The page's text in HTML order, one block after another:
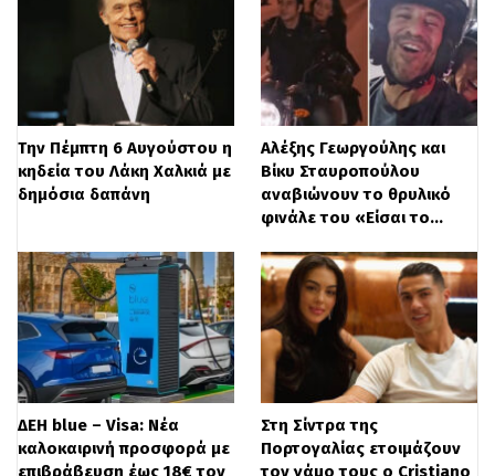
Διαβάστε περισσότερες ειδήσεις
Την Πέμπτη 6 Αυγούστου η
κηδεία του Λάκη Χαλκιά με
δημόσια δαπάνη
Αλέξης Γεωργούλης και
Βίκυ Σταυροπούλου
αναβιώνουν το θρυλικό
φινάλε του «Είσαι το…
ΔΕΗ blue – Visa: Νέα
καλοκαιρινή προσφορά με
επιβράβευση έως 18€ τον
Στη Σίντρα της
Πορτογαλίας ετοιμάζουν
τον γάμο τους ο Cristiano